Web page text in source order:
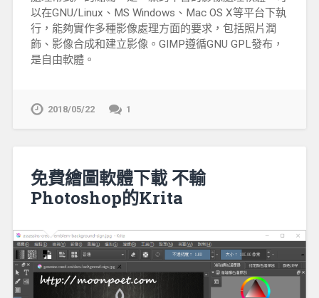
以在GNU/Linux、MS Windows、Mac OS X等平台下執
行，能夠實作多種影像處理方面的要求，包括照片潤
飾、影像合成和建立影像。GIMP遵循GNU GPL發布，
是自由軟體。
2018/05/22 1
免費繪圖軟體下載 不輸
Photoshop的Krita